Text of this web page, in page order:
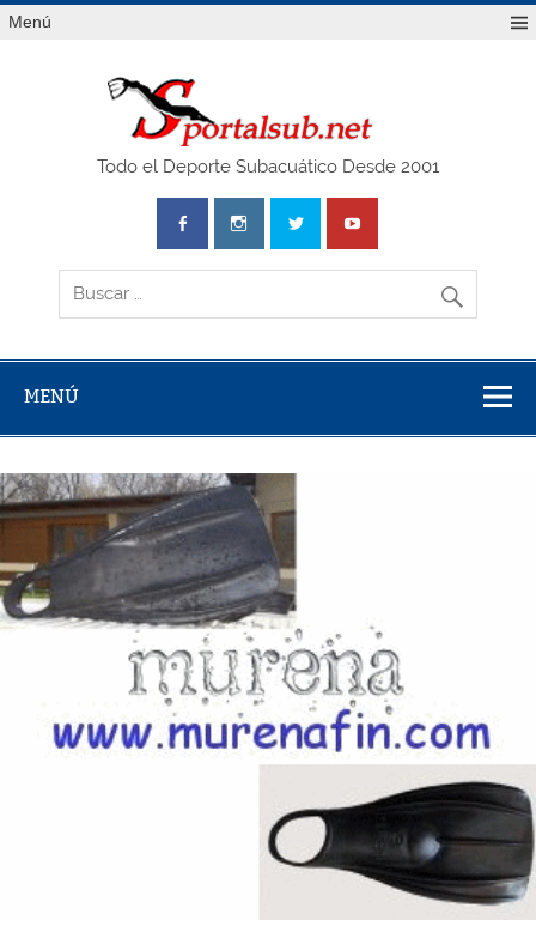
Saltar
alMenú
Todo el Deporte Subacuático Desde 2001
MENÚ